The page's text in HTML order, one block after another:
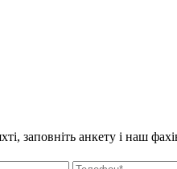
заповніть анкету і наш